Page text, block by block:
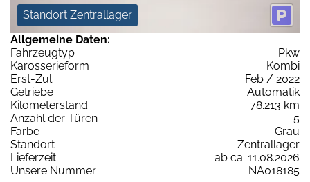
Standort Zentrallager
Allgemeine Daten:
Fahrzeugtyp
Pkw
Karosserieform
Kombi
Erst-Zul.
Feb / 2022
Getriebe
Automatik
Kilometerstand
78.213 km
Anzahl der Türen
5
Farbe
Grau
Standort
Zentrallager
Lieferzeit
ab ca. 11.08.2026
Unsere Nummer
NA018185